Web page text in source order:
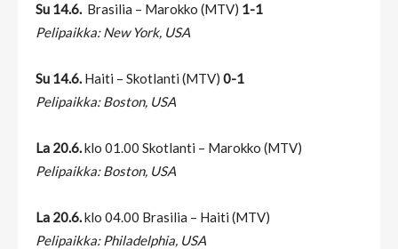
Su 14.6. Brasilia – Marokko (MTV) 1-1
Pelipaikka: New York, USA
Su 14.6. Haiti – Skotlanti (MTV) 0-1
Pelipaikka: Boston, USA
La 20.6.klo 01.00 Skotlanti – Marokko (MTV)
Pelipaikka: Boston, USA
La 20.6.klo 04.00 Brasilia – Haiti (MTV)
Pelipaikka: Philadelphia, USA